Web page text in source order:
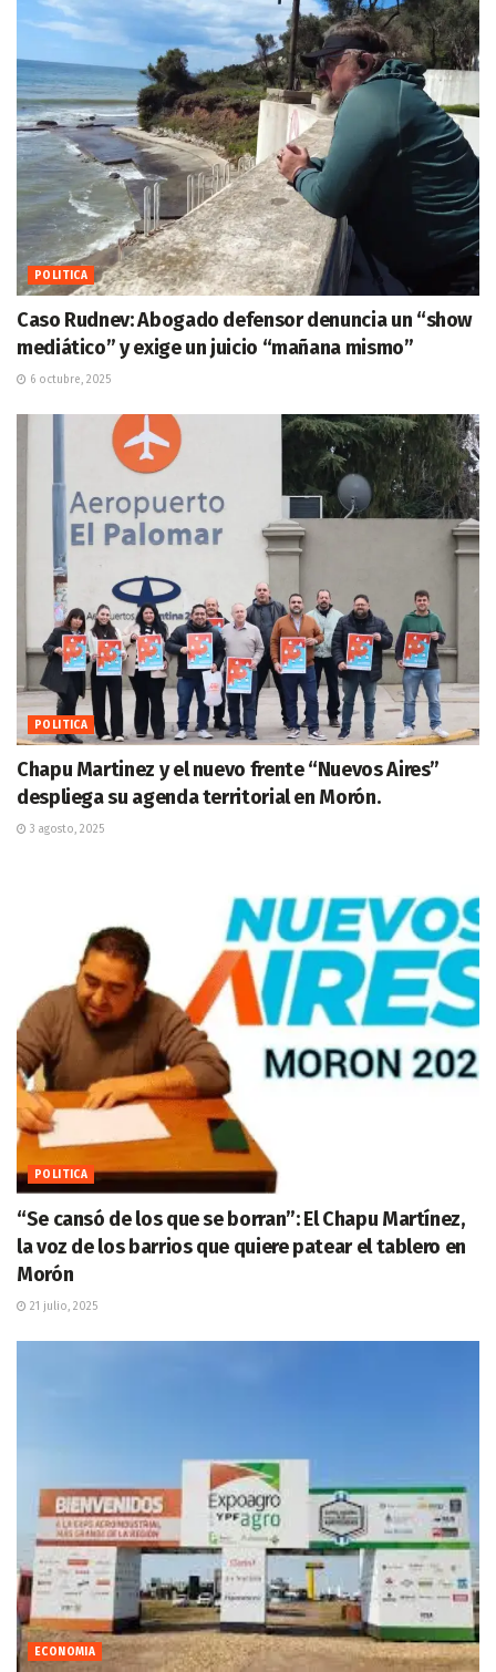
POLITICA
Caso Rudnev: Abogado defensor denuncia un “show
mediático” y exige un juicio “mañana mismo”
6 octubre, 2025
POLITICA
Chapu Martinez y el nuevo frente “Nuevos Aires”
despliega su agenda territorial en Morón.
3 agosto, 2025
POLITICA
“Se cansó de los que se borran”: El Chapu Martínez,
la voz de los barrios que quiere patear el tablero en
Morón
21 julio, 2025
ECONOMIA